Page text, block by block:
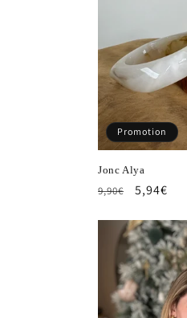
Promotion
Jonc Alya
Prix
9,90€
Prix
5,94€